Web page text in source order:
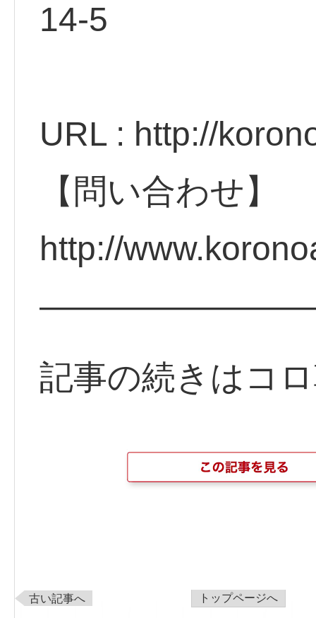
URL : http://
【問い合わせ】
http://
記事の続きはコ
古い記事へ トップページへ